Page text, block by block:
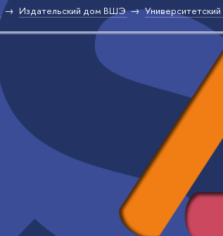
Издательский дом ВШЭ